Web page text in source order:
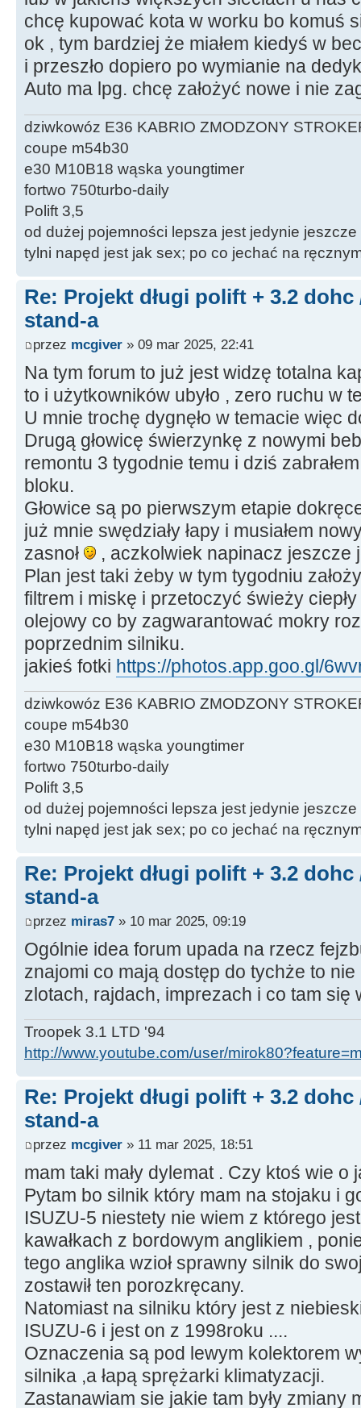
chcę kupować kota w worku bo komuś
ok , tym bardziej że miałem kiedyś w
i przeszło dopiero po wymianie na
Auto ma lpg. chcę założyć nowe i nie
dziwkowóz E36 KABRIO ZMODZONY
coupe m54b30
e30 M10B18 wąska youngtimer
fortwo 750turbo-daily
Polift 3,5
od dużej pojemności lepsza jest jedynie jeszcze
tylni napęd jest jak sex; po co jechać na
Re: Projekt długi polift + 3.2 dohc
stand-a
przez mcgiver » 09 mar 2025, 22:41
Na tym forum to już jest widzę totalna
to i użytkowników ubyło , zero ruchu w
U mnie trochę dygnęło w temacie więc
Drugą głowicę świerzynkę z nowymi
remontu 3 tygodnie temu i dziś
bloku.
Głowice są po pierwszym etapie
już mnie swędziały łapy i musiałem
zasnoł
, aczkolwiek napinacz jeszcze
Plan jest taki żeby w tym tygodniu
filtrem i miskę i przetoczyć świeży ciepły
olejowy co by zagwarantować mokry
poprzednim silniku.
jakieś fotki https://photos.app.goo.gl/
dziwkowóz E36 KABRIO ZMODZONY
coupe m54b30
e30 M10B18 wąska youngtimer
fortwo 750turbo-daily
Polift 3,5
od dużej pojemności lepsza jest jedynie jeszcze
tylni napęd jest jak sex; po co jechać na
Re: Projekt długi polift + 3.2 dohc
stand-a
przez miras7 » 10 mar 2025, 09:19
Ogólnie idea forum upada na rzecz
znajomi co mają dostęp do tychże to nie
zlotach, rajdach, imprezach i co tam się
Troopek 3.1 LTD '94
http://www.youtube.com/user/
Re: Projekt długi polift + 3.2 dohc
stand-a
przez mcgiver » 11 mar 2025, 18:51
mam taki mały dylemat . Czy ktoś wie
Pytam bo silnik który mam na stojaku i
ISUZU-5 niestety nie wiem z którego
kawałkach z bordowym anglikiem ,
tego anglika wzioł sprawny silnik do
zostawił ten porozkręcany.
Natomiast na silniku który jest z
ISUZU-6 i jest on z 1998roku ....
Oznaczenia są pod lewym kolektorem
silnika ,a łapą sprężarki klimatyzacji.
Zastanawiam sie jakie tam były zmiany